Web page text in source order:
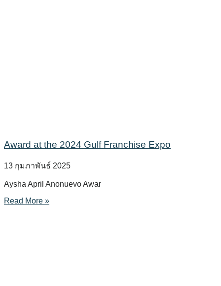
Award at the 2024 Gulf Franchise Expo
13 กุมภาพันธ์ 2025
Aysha April Anonuevo Awar
Read More »